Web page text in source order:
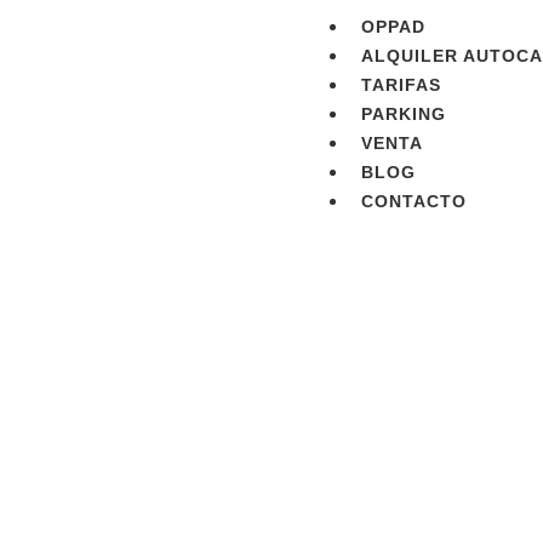
OPPAD
ALQUILER
TARIFAS
PARKING
VENTA
BLOG
CONTACTO